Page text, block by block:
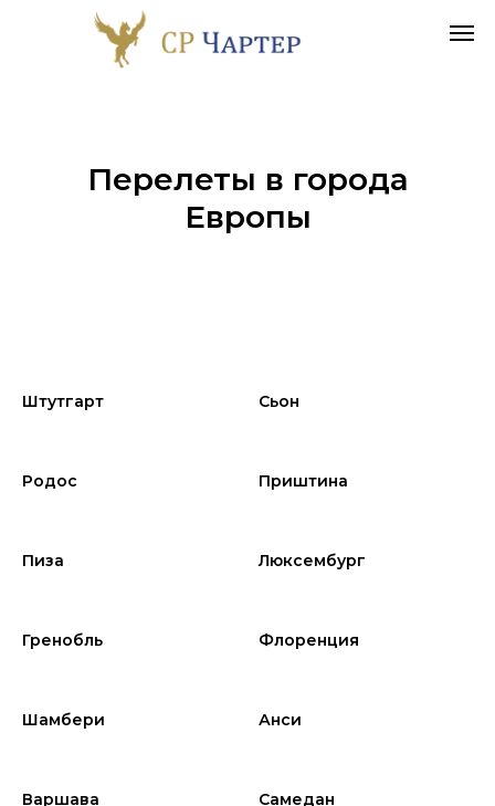
Перелеты в города
Европы
Штутгарт Сьон
Родос Приштина
Пиза Люксембург
Гренобль Флоренция
Шамбери Анси
Варшава Самедан